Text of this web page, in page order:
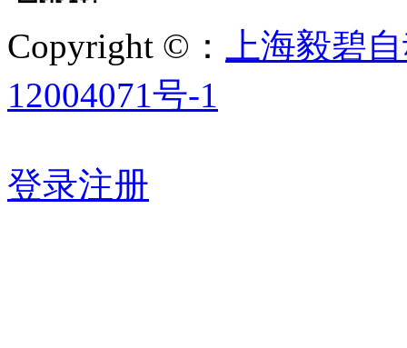
Copyright ©：
上海毅碧
12004071号-1
登录注册